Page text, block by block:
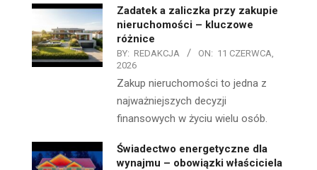
Zadatek a zaliczka przy zakupie
nieruchomości – kluczowe
różnice
BY: REDAKCJA ON: 11 CZERWCA,
2026
Zakup nieruchomości to jedna z
najważniejszych decyzji
finansowych w życiu wielu osób.
Świadectwo energetyczne dla
wynajmu – obowiązki właściciela